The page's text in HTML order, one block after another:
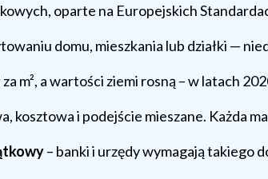
oparte na Europejskich
domu, mieszkania lub działki —
m², a wartości ziemi rosną – w latach
i podejście mieszane. Każda
– banki i urzędy wymagają takiego